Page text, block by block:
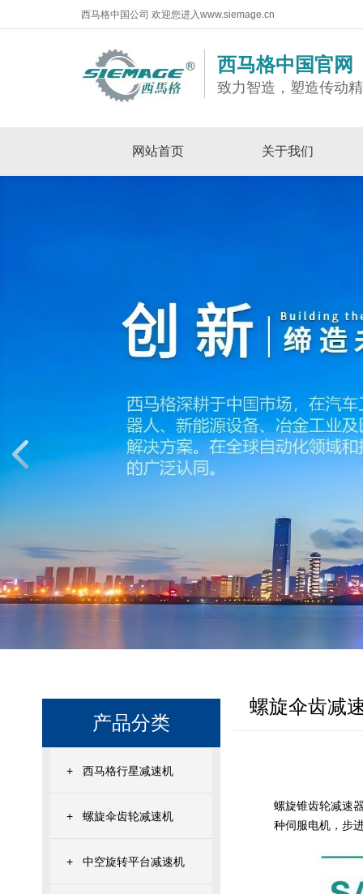
西马格中国公司 欢迎您进入www.siemage.cn
西马格中国官网
致力智造，塑造传动
网站首页 关于我们
产品分类
+ 西马格行星减速机
+ 螺旋伞齿轮减速机
+ 中空旋转平台减速机
螺旋伞齿减
螺旋锥齿轮减速
种伺服电机，步